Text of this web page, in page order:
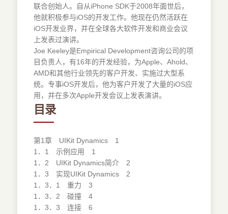
联合创始人。自从iPhone SDK于2008年面世后，
他就积极参与iOS的开发工作。他现在仍然活跃在
iOS开发业界，并在全球各大软件开发和商业会议
上发表过演讲。
Joe Keeley是Empirical Development咨询公司的项
目负责人，有16年的开发经验，为Apple、Ahold、
AMD和其他行业领先的客户开发、实施过大型系
统。专事iOS开发后，他为客户开发了大量的iOS应
用，并在多次Apple开发会议上发表演讲。
目录
第1章 UIKit Dynamics 1
1．1 示例应用 1
1．2 UIKit Dynamics简介 2
1．3 实现UIKit Dynamics 2
1．3．1 重力 3
1．3．2 碰撞 4
1．3．3 连接 6